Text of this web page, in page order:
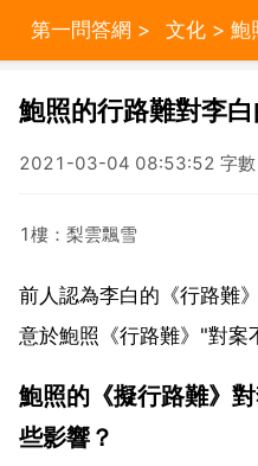
第一問答網 > 文化 > 鮑
鮑照的行路難對李
2021-03-04 08:53:52 字
1樓：梨雲飄雪
前人認為李白的《行路難
意於鮑照《行路難》"對案
鮑照的《擬行路難》
些影響？